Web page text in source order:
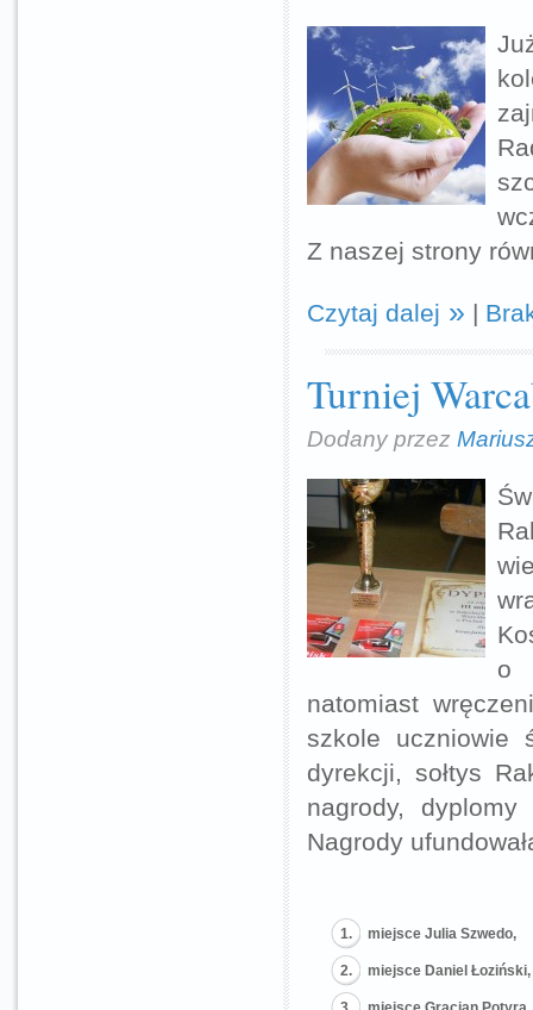
Z naszej strony
Czytaj dalej |
Turniej
Dodany przez
o
natomiast
szkole uczniowie
dyrekcji, sołtys
nagrody,
Nagrody
miejsce Julia Szwedo,
miejsce Daniel Łoziński,